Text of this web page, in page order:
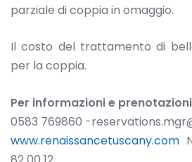
parziale di coppia in omaggio.
Il costo del trattamento di
per la coppia.
Per informazioni e prenotazioni
0583 769860 -
www.renaissancetuscany.com